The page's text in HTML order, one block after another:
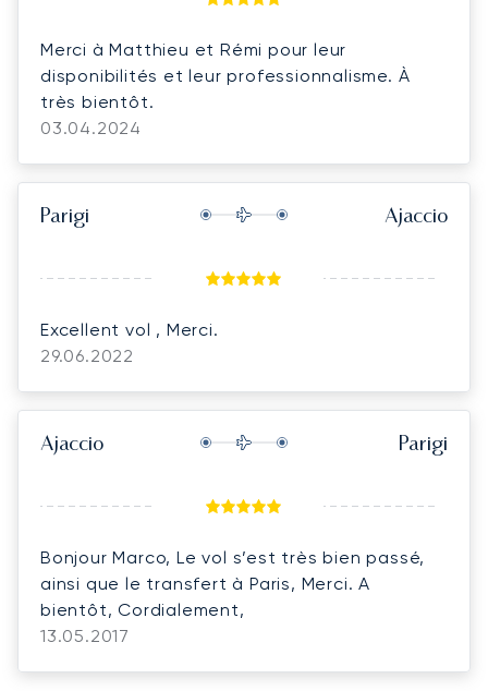
Merci à Matthieu et Rémi pour leur
disponibilités et leur professionnalisme. À
très bientôt.
03.04.2024
Parigi Ajaccio
Excellent vol , Merci.
29.06.2022
Ajaccio Parigi
Bonjour Marco, Le vol s’est très bien passé,
ainsi que le transfert à Paris, Merci. A
bientôt, Cordialement,
13.05.2017